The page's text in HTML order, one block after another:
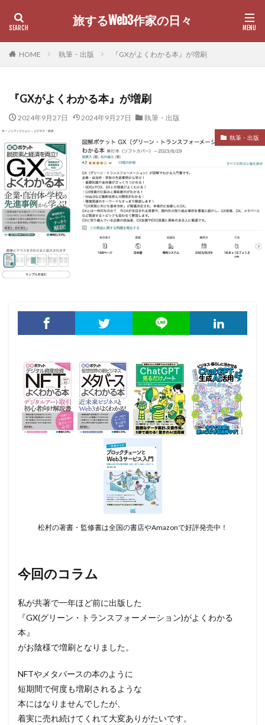
旅するWeb3作家の日々
HOME 執筆・出版 『GXがよくわかる本』が増刷
『GXがよくわかる本』が増刷
2024年9月27日 2024年9月27日 執筆・出版
執筆・出版
松村の著書・監修書は全国の書店やAmazonで好評発売中！
今回のコラム
私が共著で一年ほど前に出版した
『GX(グリーン・トランスフォーメーション)がよくわかる
本』
がお陰様で増刷となりました。
NFTやメタバースの本のように
短期間で何度も増刷されるような
本にはなりませんでしたが、
着実に売れ続けてくれて大変ありがたいです。
検索